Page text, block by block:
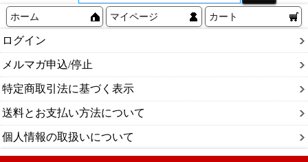
ホーム マイページ カート
ログイン
メルマガ申込/停止
特定商取引法に基づく表示
送料とお支払い方法について
個人情報の取扱いについて